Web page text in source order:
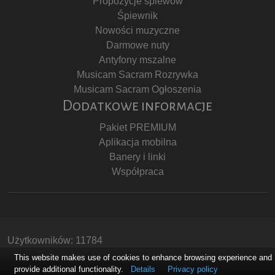
Śpiewnik
Nowości muzyczne
Darmowe nuty
Antyfony mszalne
Musicam Sacram Rozrywka
Musicam Sacram Ogłoszenia
Dodatkowe informacje
Pakiet PREMIUM
Aplikacja mobilna
Banery i linki
Współpraca
Użytkowników: 11784
Copyright © Stowarzyszenie Musicam Sacram
This website makes use of cookies to enhance browsing experience and
provide additional functionality.
Details Privacy policy